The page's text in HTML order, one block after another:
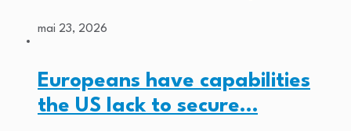
mai 23, 2026
Europeans have capabilities
the US lack to secure…